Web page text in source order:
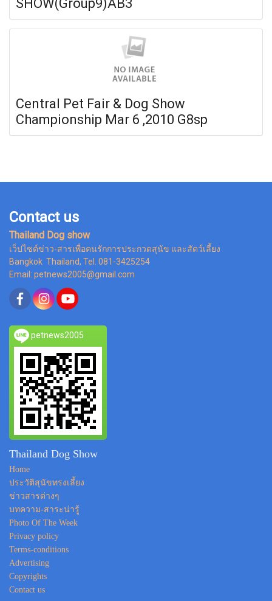
SHOW(Group9)AB3
Central Pet Fair & Dog Show
Championship Mar 6 ,2010 G8sp
Contact us
Thailand Dog show
เว็ปไซต์ข่าว-สารเพื่อคนรักการประกวดสุนัข และสัตว์เลี้ยง
Bangkok Thailand, Tel. 081-3425254
Email: petnews2005@gmail.com
petnews2005
Thailand Dog Show
Home
ประวัติสุนัขทรงเลี้ยง
ข่าวสารต่างๆ
บทความ-สาระน่ารู้
Photo Of The Week
Privacy policy
Terms-conditions
Advertising
Copyrights
Contact us